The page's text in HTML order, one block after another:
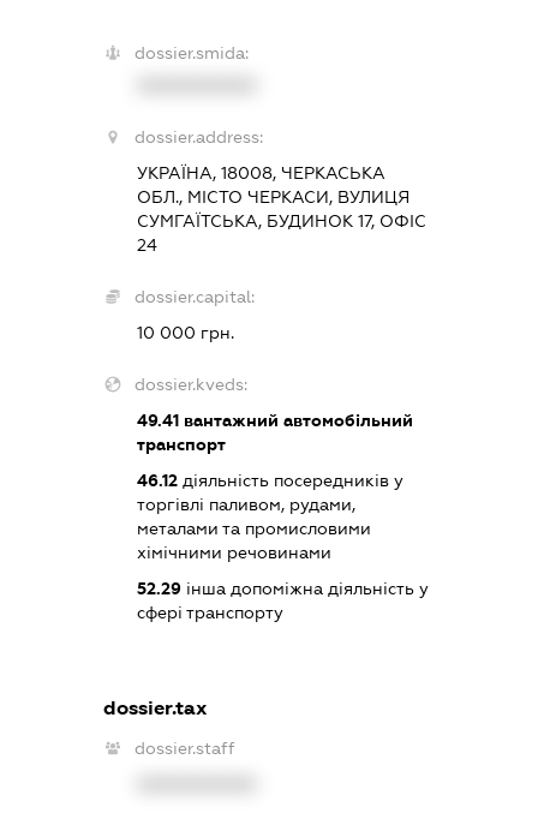
dossier.smida:
dossier.address:
УКРАЇНА, 18008, ЧЕРКАСЬКА
ОБЛ., МІСТО ЧЕРКАСИ, ВУЛИЦЯ
СУМГАЇТСЬКА, БУДИНОК 17, ОФІС
24
dossier.capital:
10 000 грн.
dossier.kveds:
49.41 вантажний автомобільний
транспорт
46.12 діяльність посередників у
торгівлі паливом, рудами,
металами та промисловими
хімічними речовинами
52.29 інша допоміжна діяльність у
сфері транспорту
dossier.tax
dossier.staff